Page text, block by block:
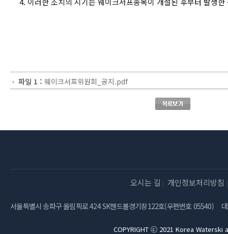
파일 1 : 웨이크서프위원회_공지.pdf
오시는 길 개인정보처리방침
서울특별시 송파구 올림픽로 424 SK핸드볼경기장122호(우편번호 05540)
COPYRIGHT ⓒ 2021 Korea Waterski